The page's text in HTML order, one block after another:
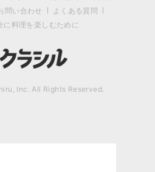
問い合わせ
よくある質問
に料理を楽しむために
Inc. All Rights Reserved.